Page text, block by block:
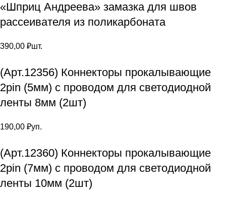
«Шприц Андреева» замазка для швов
рассеивателя из поликарбоната
390,00 ₽шт.
(Арт.12356) Коннекторы прокалывающие
2pin (5мм) с проводом для светодиодной
ленты 8мм (2шт)
190,00 ₽уп.
(Арт.12360) Коннекторы прокалывающие
2pin (7мм) с проводом для светодиодной
ленты 10мм (2шт)